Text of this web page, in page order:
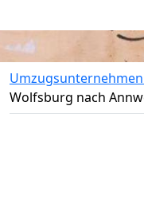
Wolfsburg nach